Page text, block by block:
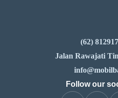
(62)
Jalan Rawajati
Follow our